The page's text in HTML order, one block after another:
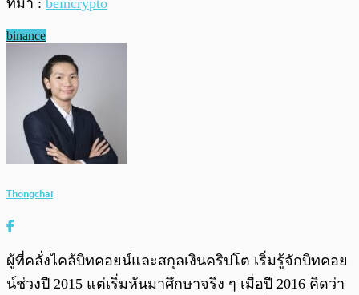
ที่มา : beincrypto
binance
Thongchai
ผู้ที่คลั่งไคล้บิทคอยน์และสกุลเงินคริปโต เริ่มรู้จักบิทคอย
น์ช่วงปี 2015 แต่เริ่มหันมาศึกษาจริง ๆ เมื่อปี 2016 คิดว่า